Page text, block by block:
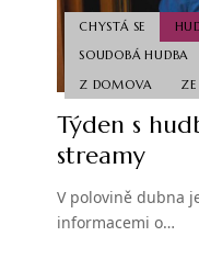
CHYSTÁ SE
SOUDOBÁ HUDBA
Z DOMOVA
ZE
Týden s
streamy
V polovině dubna
informacemi o…